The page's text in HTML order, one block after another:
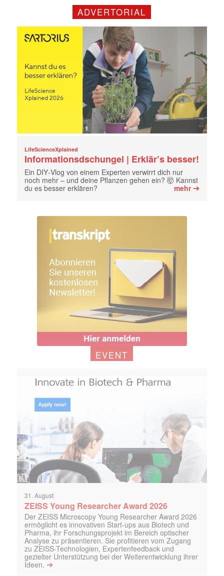
ADVERTORIAL
LifeScienceXplained
Informationsdschungel | Erklär’s besser!
Ein DIY‑Vlog von einem Experten verwirrt dich nur
noch mehr – und deine Pflanzen gehen ein? 🤯 Kannst
du es besser erklären?
mehr➔
EVENT
31. August
ZEISS Young Researcher Award 2026
Der ZEISS Microscopy Young Researcher Award 2026
ermöglicht es innovativen Start-ups aus Biotech und
Pharma, ihr Forschungsprojekt im Bereich optischer
Analyse zu präsentieren. Sie profitieren vom Zugang
zu ZEISS-Technologien, Expertenfeedback und
gezielter Unterstützung bei der Weiterentwicklung ihrer
Ideen. ➔